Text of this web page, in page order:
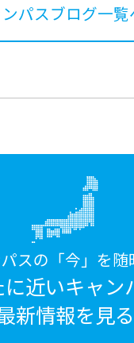
パスブログ一覧
スの「今」を随
に近いキャン
新情報を見る